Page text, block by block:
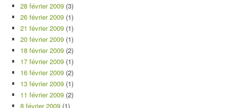
28 février 2009 (3)
26 février 2009 (1)
21 février 2009 (1)
20 février 2009 (1)
18 février 2009 (2)
17 février 2009 (1)
16 février 2009 (2)
13 février 2009 (1)
11 février 2009 (2)
8 février 2009 (1)